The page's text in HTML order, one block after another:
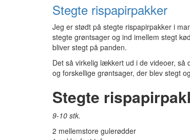
Stegte rispapirpakker
Jeg er stødt på stegte rispapirpakker i
stegte grøntsager og ind imellem stegt
bliver stegt på panden.
Det så virkelig lækkert ud i de videoer, så
og forskellige grøntsager, der blev stegt
Stegte
9-10 stk.
2 mellemstore gulerødder